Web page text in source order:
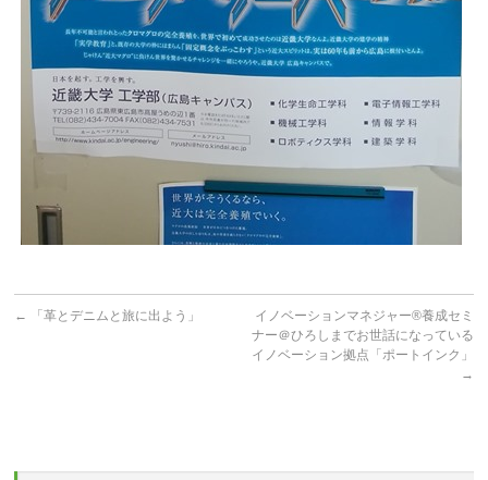
← 「革とデニムと旅に出よう」
イノベーションマネジャー®養成セミ
ナー＠ひろしまでお世話になっている
イノベーション拠点「ポートインク」
→